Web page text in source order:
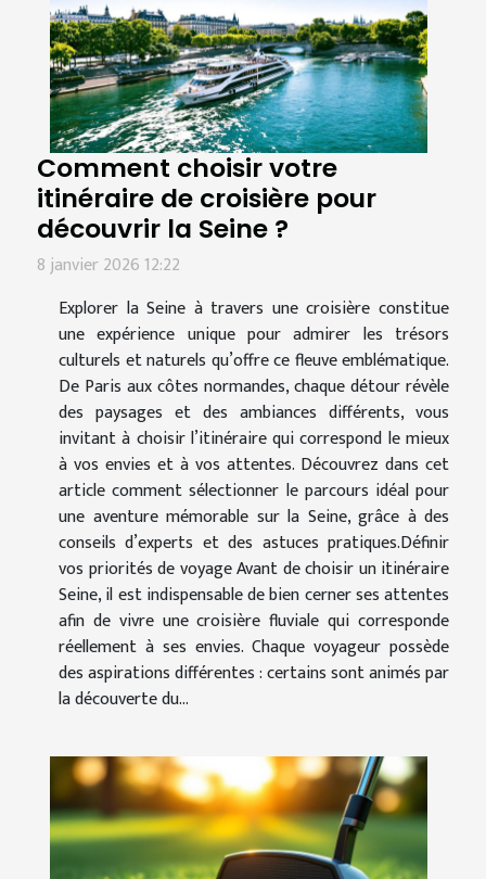
Comment choisir votre
itinéraire de croisière pour
découvrir la Seine ?
8 janvier 2026 12:22
Explorer la Seine à travers une croisière constitue
une expérience unique pour admirer les trésors
culturels et naturels qu’offre ce fleuve emblématique.
De Paris aux côtes normandes, chaque détour révèle
des paysages et des ambiances différents, vous
invitant à choisir l’itinéraire qui correspond le mieux
à vos envies et à vos attentes. Découvrez dans cet
article comment sélectionner le parcours idéal pour
une aventure mémorable sur la Seine, grâce à des
conseils d’experts et des astuces pratiques.Définir
vos priorités de voyage Avant de choisir un itinéraire
Seine, il est indispensable de bien cerner ses attentes
afin de vivre une croisière fluviale qui corresponde
réellement à ses envies. Chaque voyageur possède
des aspirations différentes : certains sont animés par
la découverte du...